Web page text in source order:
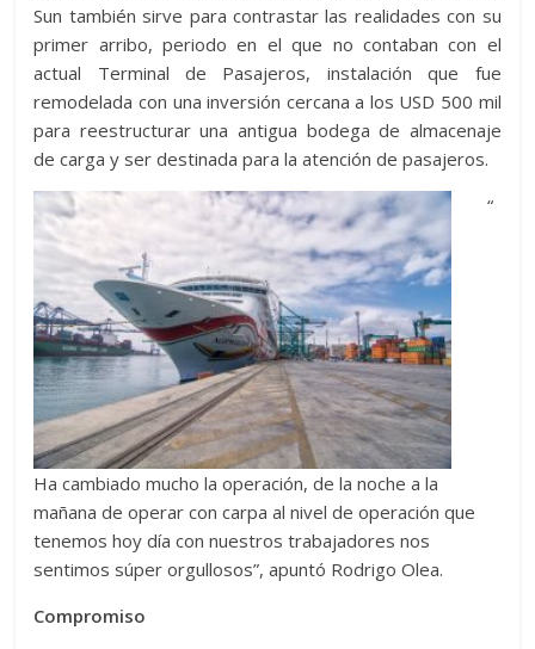
Sun también sirve para contrastar las realidades con su
primer arribo, periodo en el que no contaban con el
actual Terminal de Pasajeros, instalación que fue
remodelada con una inversión cercana a los USD 500 mil
para reestructurar una antigua bodega de almacenaje
de carga y ser destinada para la atención de pasajeros.
“
Ha cambiado mucho la operación, de la noche a la
mañana de operar con carpa al nivel de operación que
tenemos hoy día con nuestros trabajadores nos
sentimos súper orgullosos”, apuntó Rodrigo Olea.
Compromiso